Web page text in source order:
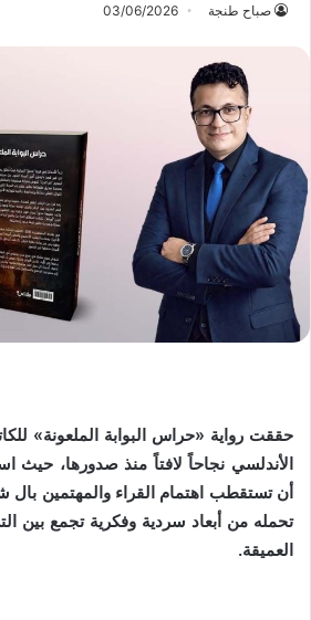
صباح طنجة 03/06/2026
حققت رواية «حراس البوابة الملعونة»
الأندلسي نجاحاً لافتاً منذ صدورها،
أن تستقطب اهتمام القراء والمهتمين بال
تحمله من أبعاد سردية وفكرية تجمع بين
العميقة.